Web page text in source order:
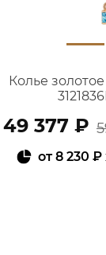
Колье
49 377 ₽
от8 230 ₽